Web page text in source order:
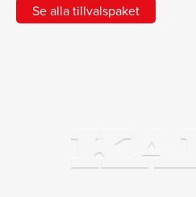
Se alla tillvalspaket